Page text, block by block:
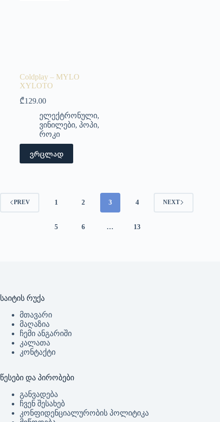
Coldplay – MYLO
XYLOTO
₾129.00
ელექტრონული,
ვინილები, პოპი,
როკი
ვრცლად
PREV 1 2 3 4
5 6 … 13
NEXT
საიტის რუქა
მთავარი
მაღაზია
ჩემი ანგარიში
კალათა
კონტაქტი
წესები და პირობები
განვადება
ჩვენ შესახებ
კონფიდენციალურობის პოლიტიკა